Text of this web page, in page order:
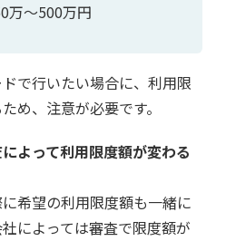
～500万円
で行いたい場合に、利用限
め、注意が必要です。
よって利用限度額が変わる
希望の利用限度額も一緒に
によっては審査で限度額が